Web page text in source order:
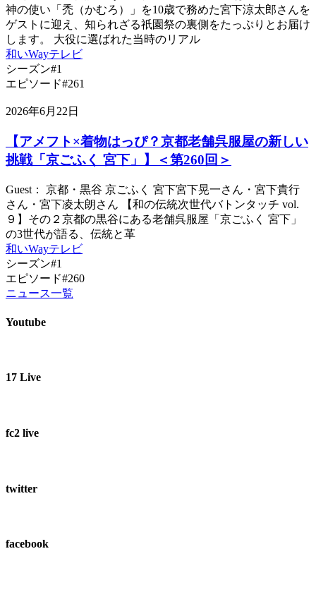
神の使い「禿（かむろ）」を10歳で務めた宮下涼太郎さんを
ゲストに迎え、知られざる祇園祭の裏側をたっぷりとお届け
します。 大役に選ばれた当時のリアル
和いWayテレビ
シーズン#1
エピソード#261
2026年6月22日
【アメフト×着物はっぴ？京都老舗呉服屋の新しい
挑戦「京ごふく 宮下」】＜第260回＞
Guest： 京都・黒谷 京ごふく 宮下宮下晃一さん・宮下貴行
さん・宮下凌太朗さん 【和の伝統次世代バトンタッチ vol.
９】その２京都の黒谷にある老舗呉服屋「京ごふく 宮下」
の3世代が語る、伝統と革
和いWayテレビ
シーズン#1
エピソード#260
ニュース一覧
Youtube
17 Live
fc2 live
twitter
facebook